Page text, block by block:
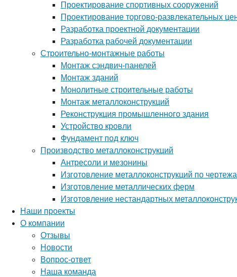
Проектирование спортивных сооружений
Проектирование торгово-развлекательных
Разработка проектной документации
Разработка рабочей документации
Строительно-монтажные работы
Монтаж сэндвич-панелей
Монтаж зданий
Монолитные строительные работы
Монтаж металлоконструкций
Реконструкция промышленного здания
Устройство кровли
Фундамент под ключ
Производство металлоконструкций
Антресоли и мезонины
Изготовление металлоконструкций по
Изготовление металлических ферм
Изготовление нестандартных
Наши проекты
О компании
Отзывы
Новости
Вопрос-ответ
Наша команда